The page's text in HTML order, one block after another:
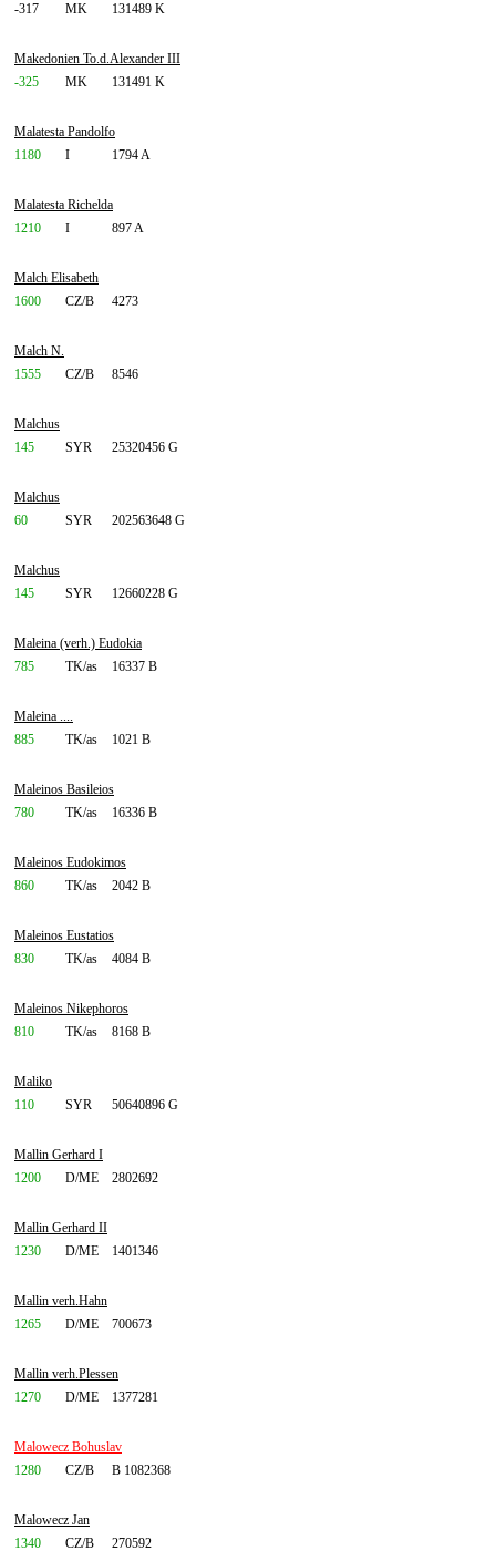
-317
MK 131489 K
Makedonien To.d.Alexander III
-325
MK 131491 K
Malatesta Pandolfo
1180
I 1794 A
Malatesta Richelda
1210
I 897 A
Malch Elisabeth
1600
CZ/B 4273
Malch N.
1555
CZ/B 8546
Malchus
145
SYR 25320456 G
Malchus
60
SYR 202563648 G
Malchus
145
SYR 12660228 G
Maleina (verh.) Eudokia
785
TK/as 16337 B
Maleina ....
885
TK/as 1021 B
Maleinos Basileios
780
TK/as 16336 B
Maleinos Eudokimos
860
TK/as 2042 B
Maleinos Eustatios
830
TK/as 4084 B
Maleinos Nikephoros
810
TK/as 8168 B
Maliko
110
SYR 50640896 G
Mallin Gerhard I
1200
D/ME 2802692
Mallin Gerhard II
1230
D/ME 1401346
Mallin verh.Hahn
1265
D/ME 700673
Mallin verh.Plessen
1270
D/ME 1377281
Malowecz Bohuslav
1280
CZ/B B 1082368
Malowecz Jan
1340
CZ/B 270592